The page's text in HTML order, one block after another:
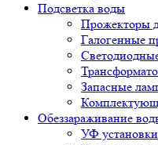
Подсветка воды
Прожекторы
Галогенные
Запасные
Обеззараживание
УФ установки